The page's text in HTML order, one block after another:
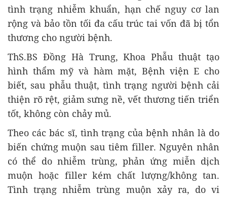
tình trạng nhiễm khuẩn, hạn chế nguy cơ lan
rộng và bảo tồn tối đa cấu trúc tai vốn đã bị tổn
thương cho người bệnh.
ThS.BS Đồng Hà Trung, Khoa Phẫu thuật tạo
hình thẩm mỹ và hàm mặt, Bệnh viện E cho
biết, sau phẫu thuật, tình trạng người bệnh cải
thiện rõ rệt, giảm sưng nề, vết thương tiến triển
tốt, không còn chảy mủ.
Theo các bác sĩ, tình trạng của bệnh nhân là do
biến chứng muộn sau tiêm filler. Nguyên nhân
có thể do nhiễm trùng, phản ứng miễn dịch
muộn hoặc filler kém chất lượng/không tan.
Tình trạng nhiễm trùng muộn xảy ra, do vi